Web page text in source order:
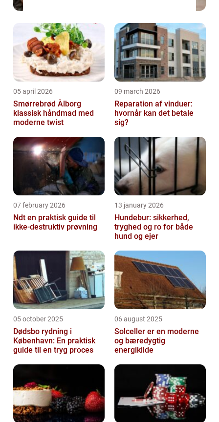
05 april 2026
Smørrebrød Ålborg
klassisk håndmad med
moderne twist
09 march 2026
Reparation af vinduer:
hvornår kan det betale
sig?
07 february 2026
Ndt en praktisk guide til
ikke-destruktiv prøvning
13 january 2026
Hundebur: sikkerhed,
tryghed og ro for både
hund og ejer
05 october 2025
Dødsbo rydning i
København: En praktisk
guide til en tryg proces
06 august 2025
Solceller er en moderne
og bæredygtig
energikilde